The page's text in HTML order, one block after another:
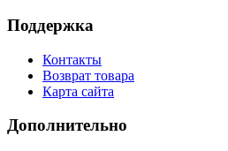
Поддержка
Контакты
Возврат товара
Карта сайта
Дополнительно